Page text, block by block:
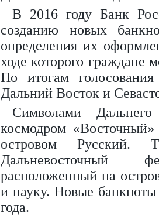
В 2016 году Банк
созданию новых
определения их
ходе которого граждане
По итогам
Дальний Восток и
Символами
космодром
островом Русский.
Дальневосточный
расположенный на
и науку. Новые
года.